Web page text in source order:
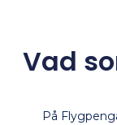
Vad
På